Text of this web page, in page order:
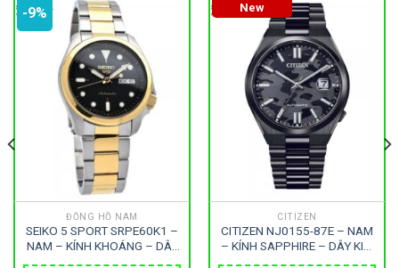
-9%
ĐỒNG HỒ NAM
SEIKO 5 SPORT SRPE60K1 –
NAM – KÍNH KHOÁNG – DÂY
New
CITIZEN
CITIZEN NJ0155-87E – NAM
– KÍNH SAPPHIRE – DÂY KIM